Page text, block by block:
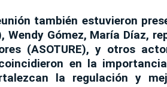
también estuvieron
, Wendy Gómez, María Díaz,
(ASOTURE), y otros
en la
la regulación y